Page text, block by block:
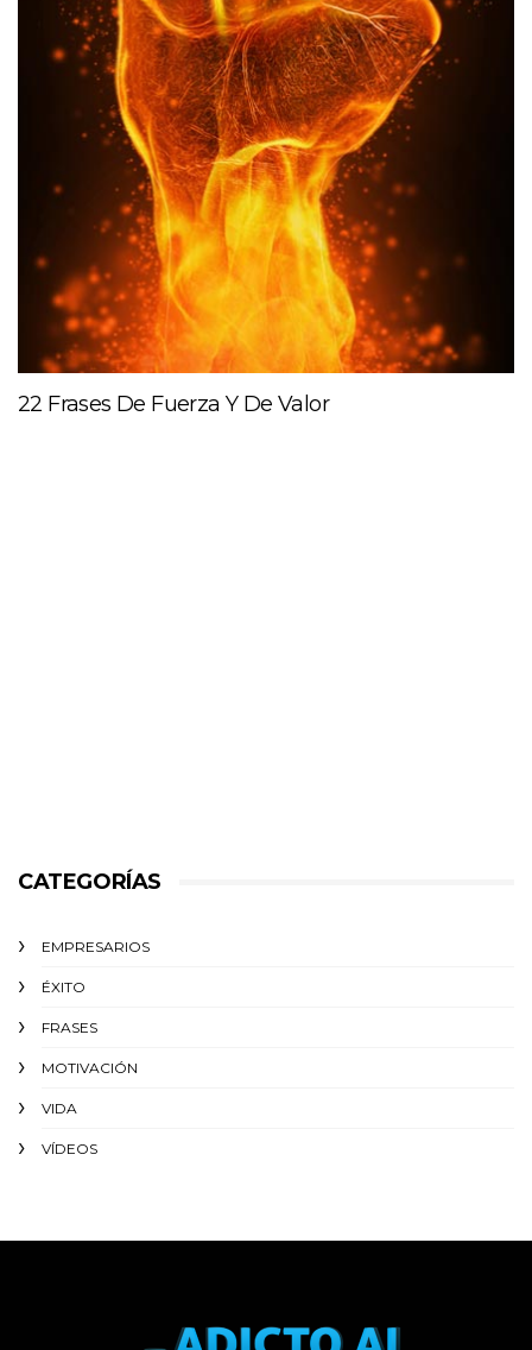
22 Frases De Fuerza Y De Valor
CATEGORÍAS
EMPRESARIOS
ÉXITO‬
FRASES
MOTIVACIÓN
VIDA
VÍDEOS